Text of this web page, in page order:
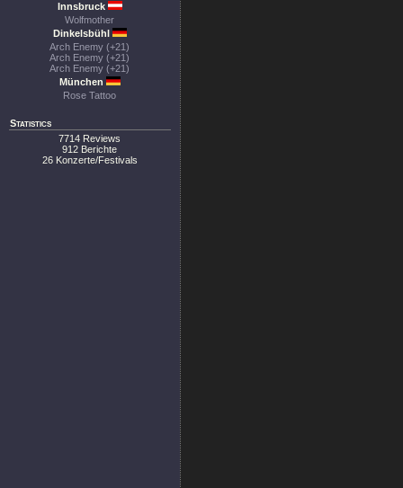
Innsbruck
Wolfmother
Dinkelsbühl
Arch Enemy (+21)
Arch Enemy (+21)
Arch Enemy (+21)
München
Rose Tattoo
Statistics
7714 Reviews
912 Berichte
26 Konzerte/Festivals